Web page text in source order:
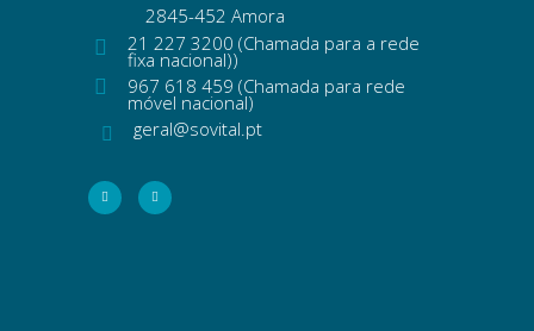
2845-452 Amora
21 227 3200 (Chamada para a rede
fixa nacional))
967 618 459 (Chamada para rede
móvel nacional)
geral@sovital.pt